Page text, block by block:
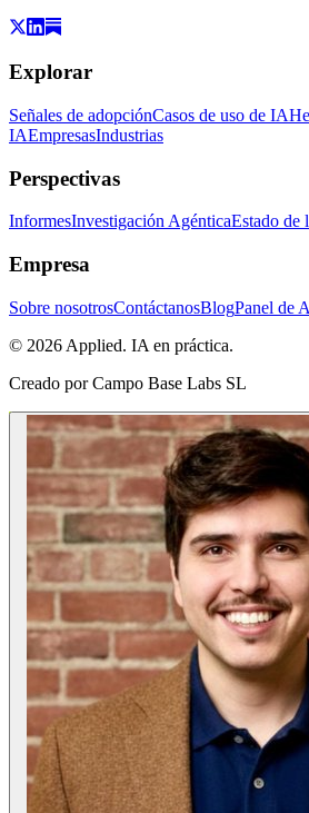
Explorar
Señales de adopciónCasos de uso de IA
IAEmpresasIndustrias
Perspectivas
InformesInvestigación AgénticaEstado de
Empresa
Sobre nosotrosContáctanosBlogPanel de
© 2026 Applied. IA en práctica.
Creado por Campo Base Labs SL